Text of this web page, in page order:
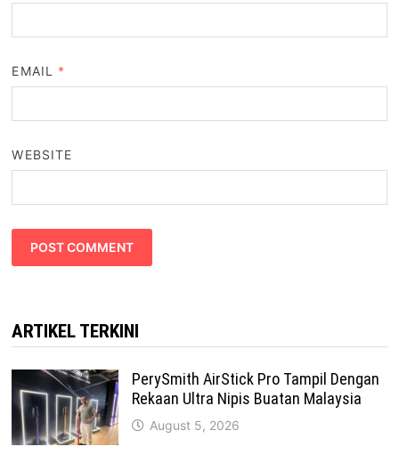
EMAIL *
WEBSITE
ARTIKEL TERKINI
PerySmith AirStick Pro Tampil Dengan
Rekaan Ultra Nipis Buatan Malaysia
August 5, 2026